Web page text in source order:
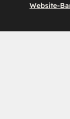
Website-